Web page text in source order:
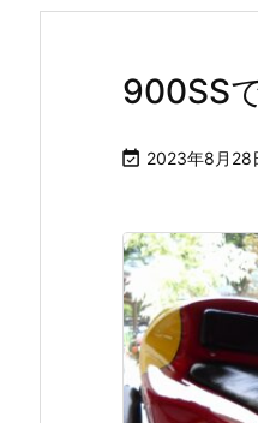
900SS
 2023年8月28